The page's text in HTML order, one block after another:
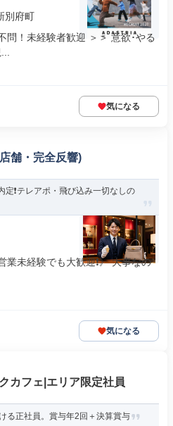
別府町
問！未経験者歓迎 ＞＞ 意欲･やる
気になる
舗・完全反響)
定❗️テレアポ・飛び込み一切なしの
未経験でも大歓迎❗️》 大事なの
気になる
カフェ|エリア限定社員
る正社員。賞与年2回＋決算賞与